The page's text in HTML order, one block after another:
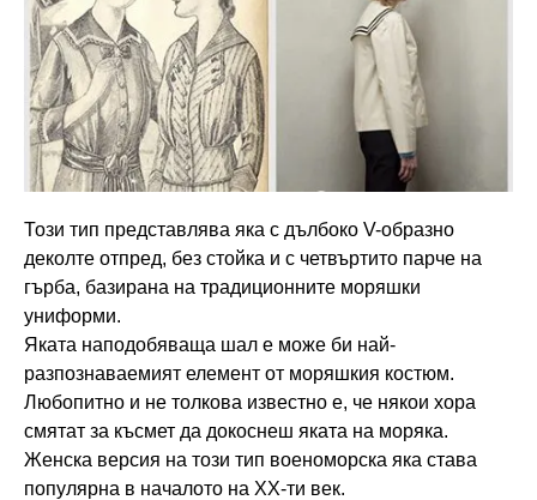
Този тип представлява яка с дълбоко V-образно
деколте отпред, без стойка и с четвъртито парче на
гърба, базирана на традиционните моряшки
униформи.
Яката наподобяваща шал е може би най-
разпознаваемият елемент от моряшкия костюм.
Любопитно и не толкова известно е, че някои хора
смятат за късмет да докоснеш яката на моряка.
Женска версия на този тип военоморска яка става
популярна в началото на XX-ти век.